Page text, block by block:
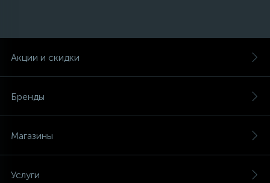
Акции и скидки
Бренды
Магазины
Услуги